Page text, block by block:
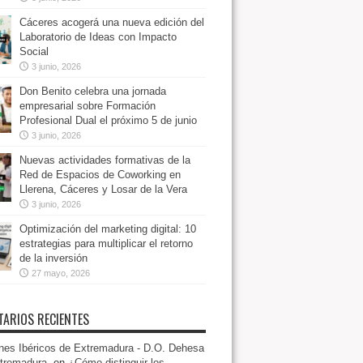
Cáceres acogerá una nueva edición del
Laboratorio de Ideas con Impacto
Social
3 junio, 2026
Don Benito celebra una jornada
empresarial sobre Formación
Profesional Dual el próximo 5 de junio
3 junio, 2026
Nuevas actividades formativas de la
Red de Espacios de Coworking en
Llerena, Cáceres y Losar de la Vera
3 junio, 2026
Optimización del marketing digital: 10
estrategias para multiplicar el retorno
de la inversión
27 mayo, 2026
RECIENTES
Ibéricos de Extremadura - D.O. Dehesa